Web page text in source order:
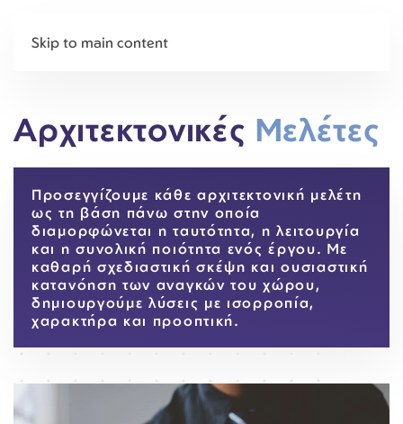
Skip to main content
Αρχιτεκτονικές Μελέτες
Προσεγγίζουμε κάθε αρχιτεκτονική μελέτη
ως τη βάση πάνω στην οποία
διαμορφώνεται η ταυτότητα, η λειτουργία
και η συνολική ποιότητα ενός έργου. Με
καθαρή σχεδιαστική σκέψη και ουσιαστική
κατανόηση των αναγκών του χώρου,
δημιουργούμε λύσεις με ισορροπία,
χαρακτήρα και προοπτική.